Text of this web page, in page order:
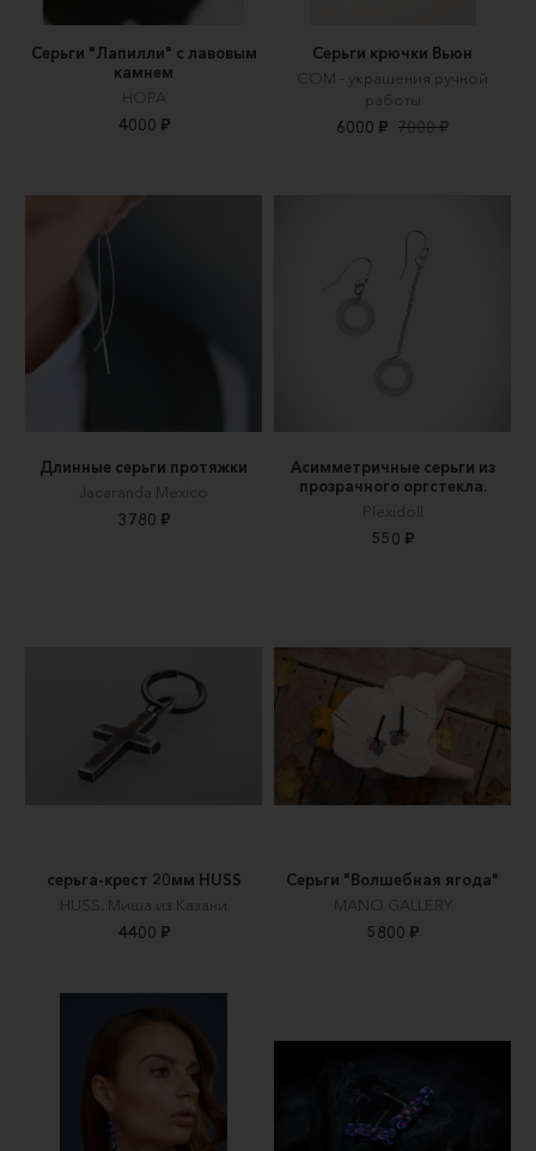
Серьги "Лапилли" с лавовым
камнем
НОРА
4000 ₽
Серьги крючки Вьюн
СОМ - украшения ручной
работы
6000 ₽ 7000 ₽
Длинные серьги протяжки
Jacaranda Mexico
3780 ₽
Асимметричные серьги из
прозрачного оргстекла.
Plexidoll
550 ₽
серьга-крест 20мм HUSS
HUSS. Миша из Казани
4400 ₽
Серьги "Волшебная ягода"
MANO GALLERY
5800 ₽